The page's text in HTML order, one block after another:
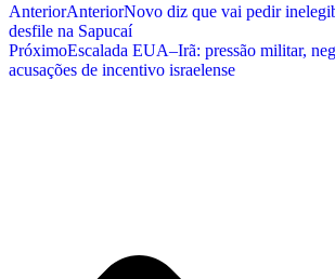
AnteriorAnteriorNovo diz que vai pedir
desfile na Sapucaí
PróximoEscalada EUA–Irã: pressão militar,
acusações de incentivo israelense